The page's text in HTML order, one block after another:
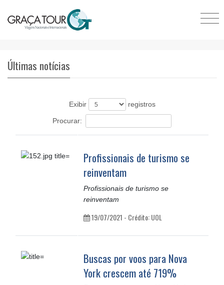
Últimas notícias
Exibir registros
Procurar:
Profissionais de turismo se
reinventam
Profissionais de turismo se
reinventam
19/07/2021 - Crédito: UOL
Buscas por voos para Nova
York crescem até 719%